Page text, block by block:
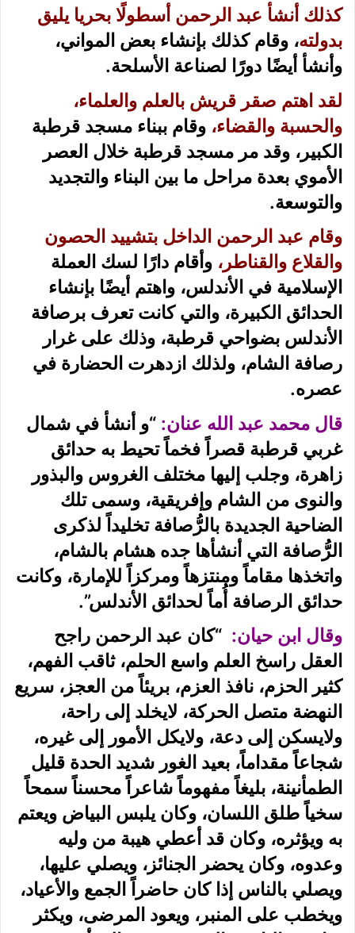
كذلك أنشأ عبد الرحمن أسطولًا بحريا يليق
بدولته، وقام كذلك بإنشاء بعض المواني،
وأنشأ أيضًا دورًا لصناعة الأسلحة.
لقد اهتم صقر قريش بالعلم والعلماء،
والحسبة والقضاء، وقام ببناء مسجد قرطبة
الكبير، وقد مر مسجد قرطبة خلال العصر
الأموي بعدة مراحل ما بين البناء والتجديد
والتوسعة.
وقام عبد الرحمن الداخل بتشييد الحصون
والقلاع والقناطر، وأقام دارًا لسك العملة
الإسلامية في الأندلس، واهتم أيضًا بإنشاء
الحدائق الكبيرة، والتي كانت تعرف برصافة
الأندلس بضواحي قرطبة، وذلك على غرار
رصافة الشام، ولذلك ازدهرت الحضارة في
عصره.
قال محمد عبد الله عنان: “و أنشأ في شمال
غربي قرطبة قصراً فخماً تحيط به حدائق
زاهرة، وجلب إليها مختلف الغروس والبذور
والنوى من الشام وإفريقية، وسمى تلك
الضاحية الجديدة بالرُّصافة تخليداً لذكرى
الرُّصافة التي أنشأها جده هشام بالشام،
واتخذها مقاماً ومنتزهاً ومركزاً للإمارة، وكانت
حدائق الرصافة أُماً لحدائق الأندلس”.
وقال ابن حيان: “كان عبد الرحمن راجح
العقل راسخ العلم واسع الحلم، ثاقب الفهم،
كثير الحزم، نافذ العزم، بريئاً من العجز، سريع
النهضة متصل الحركة، لايخلد إلى راحة،
ولايسكن إلى دعة، ولايكل الأمور إلى غيره،
شجاعاً مقداماً، بعيد الغور شديد الحدة قليل
الطمأنينة، بليغاً مفهوماً شاعراً محسناً سمحاً
سخياً طلق اللسان، وكان يلبس البياض ويعتم
به ويؤثره، وكان قد أعطي هيبة من وليه
وعدوه، وكان يحضر الجنائز، ويصلي عليها،
ويصلي بالناس إذا كان حاضراً الجمع والأعياد،
ويخطب على المنبر، ويعود المرضى، ويكثر